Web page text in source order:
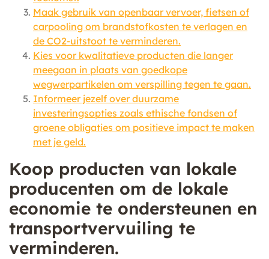
Maak gebruik van openbaar vervoer, fietsen of
carpooling om brandstofkosten te verlagen en
de CO2-uitstoot te verminderen.
Kies voor kwalitatieve producten die langer
meegaan in plaats van goedkope
wegwerpartikelen om verspilling tegen te gaan.
Informeer jezelf over duurzame
investeringsopties zoals ethische fondsen of
groene obligaties om positieve impact te maken
met je geld.
Koop producten van lokale
producenten om de lokale
economie te ondersteunen en
transportvervuiling te
verminderen.